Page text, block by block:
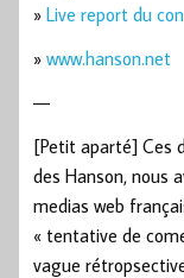
» Live report du
» www.hanson.net
—
[Petit aparté] Ces
des Hanson, nous
medias web
« tentative de
vague